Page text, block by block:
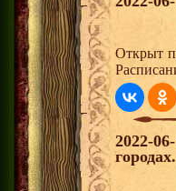
Открыт
2022-
городах.